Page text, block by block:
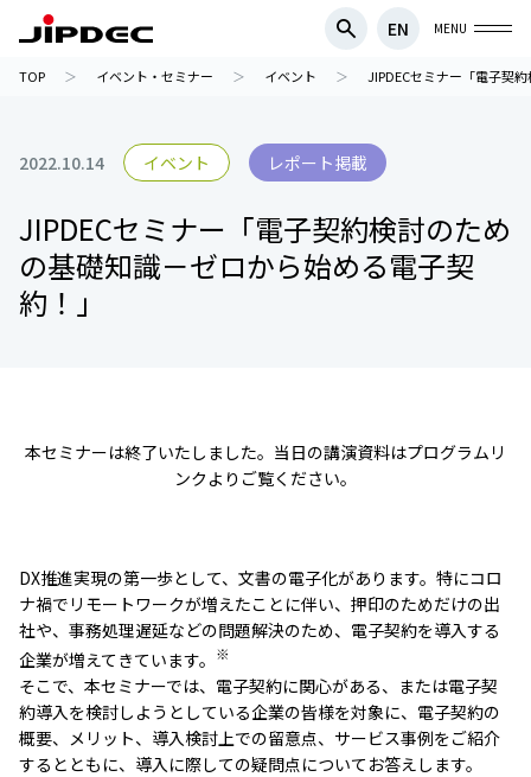
EN MENU
TOP イベント・セミナー イベント JIPDECセミナー「電子契
2022.10.14 イベント レポート掲載
JIPDECセミナー「電子契約検討のため
の基礎知識－ゼロから始める電子契
約！」
本セミナーは終了いたしました。当日の講演資料はプログラムリ
ンクよりご覧ください。
DX推進実現の第一歩として、文書の電子化があります。特にコロ
ナ禍でリモートワークが増えたことに伴い、押印のためだけの出
社や、事務処理遅延などの問題解決のため、電子契約を導入する
企業が増えてきています。 ※
そこで、本セミナーでは、電子契約に関心がある、または電子契
約導入を検討しようとしている企業の皆様を対象に、電子契約の
概要、メリット、導入検討上での留意点、サービス事例をご紹介
するとともに、導入に際しての疑問点についてお答えします。